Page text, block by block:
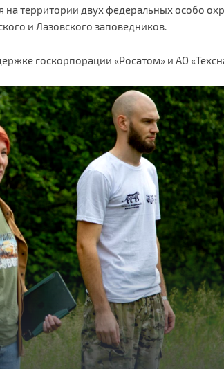
на территории двух федеральных особо
и Лазовского заповедников.
госкорпорации «Росатом» и АО